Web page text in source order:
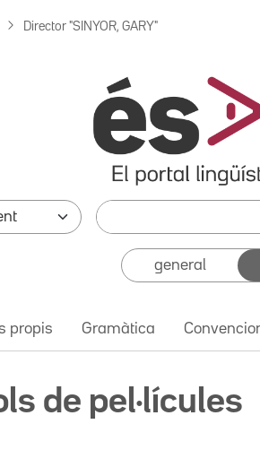
Director "SINYOR, GARY"
general
propis Gramàtica
de pel·lícules